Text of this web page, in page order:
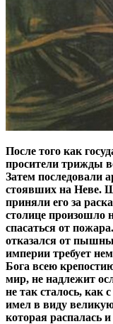
После того как
просители трижды
Затем последовали
стоявших на Неве.
приняли его за
столице произошло
спасаться от
отказался от
империи требует
Бога всею
мир, не надлежит
не так сталось, как
имел в виду
которая распалась